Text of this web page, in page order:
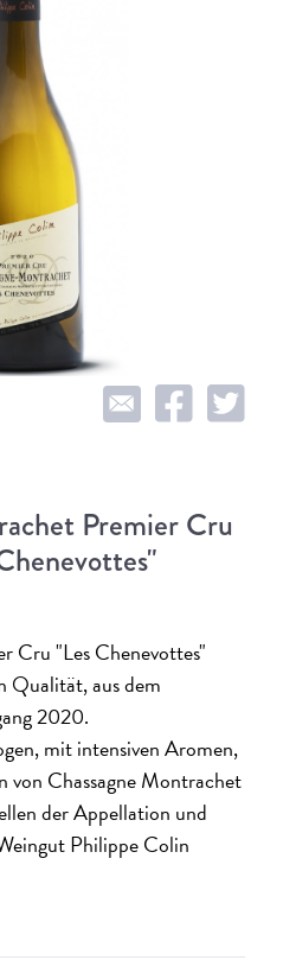
Premier Cru
Cru "Les Chenevottes"
Qualität, aus dem
2020.
mit intensiven Aromen,
von Chassagne Montrachet
der Appellation und
Philippe Colin